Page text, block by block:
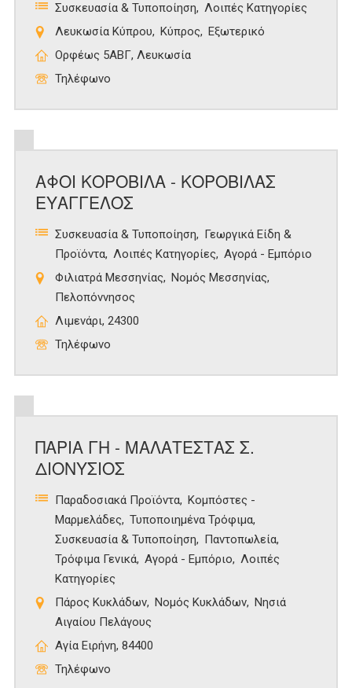
Συσκευασία & Τυποποίηση
Λοιπές Κατηγορίες
Λευκωσία Κύπρου
Κύπρος
Εξωτερικό
Ορφέως 5ΑΒΓ, Λευκωσία
Τηλέφωνο
ΑΦΟΙ ΚΟΡΟΒΙΛΑ - ΚΟΡΟΒΙΛΑΣ
ΕΥΑΓΓΕΛΟΣ
Συσκευασία & Τυποποίηση
Γεωργικά Είδη &
Προϊόντα Λοιπές Κατηγορίες
Αγορά - Εμπόριο
Φιλιατρά Μεσσηνίας
Νομός Μεσσηνίας
Πελοπόννησος
Λιμενάρι, 24300
Τηλέφωνο
ΠΑΡΙΑ ΓΗ - ΜΑΛΑΤΕΣΤΑΣ Σ.
ΔΙΟΝΥΣΙΟΣ
Παραδοσιακά Προϊόντα
Κομπόστες -
Μαρμελάδες
Τυποποιημένα Τρόφιμα
Συσκευασία & Τυποποίηση
Παντοπωλεία
Τρόφιμα Γενικά Αγορά - Εμπόριο
Λοιπές
Κατηγορίες
Πάρος Κυκλάδων
Νομός Κυκλάδων
Νησιά
Αιγαίου Πελάγους
Αγία Ειρήνη, 84400
Τηλέφωνο